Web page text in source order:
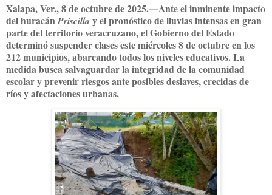
Xalapa, Ver., 8 de octubre de 2025.—Ante el inminente impacto
del huracán Priscilla y el pronóstico de lluvias intensas en gran
parte del territorio veracruzano, el Gobierno del Estado
determinó suspender clases este miércoles 8 de octubre en los
212 municipios, abarcando todos los niveles educativos. La
medida busca salvaguardar la integridad de la comunidad
escolar y prevenir riesgos ante posibles deslaves, crecidas de
ríos y afectaciones urbanas.